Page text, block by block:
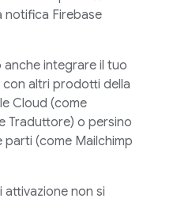
notifica Firebase
anche integrare il tuo
altri prodotti della
Cloud (come
Traduttore) o persino
parti (come Mailchimp
attivazione non si